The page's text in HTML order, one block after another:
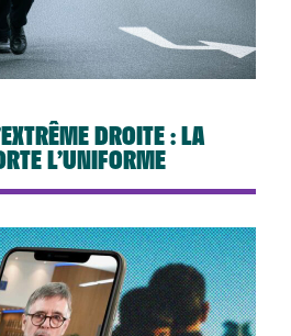
DROITE : LA
L’UNIFORME